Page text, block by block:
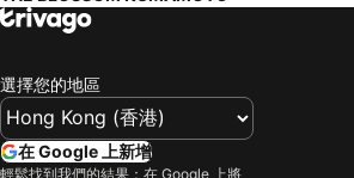
選擇您的地區
在 Google 上新增
輕鬆找到我們的結果：在 Google 上將